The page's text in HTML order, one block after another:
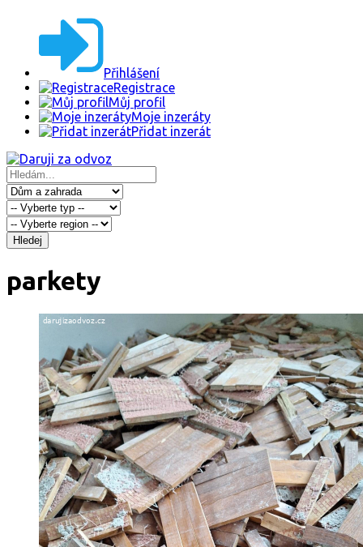
Přihlášení
Registrace
Můj profil
Moje inzeráty
Přidat inzerát
Hledej
parkety